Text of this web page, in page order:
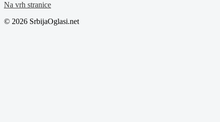
Na vrh stranice
© 2026 SrbijaOglasi.net